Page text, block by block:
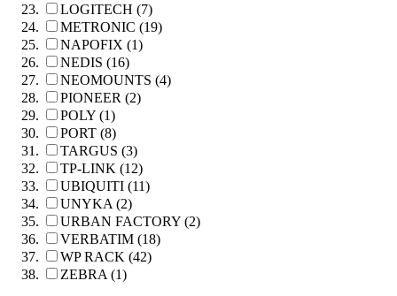
LOGITECH (7)
METRONIC (19)
NAPOFIX (1)
NEDIS (16)
NEOMOUNTS (4)
PIONEER (2)
POLY (1)
PORT (8)
TARGUS (3)
TP-LINK (12)
UBIQUITI (11)
UNYKA (2)
URBAN FACTORY (2)
VERBATIM (18)
WP RACK (42)
ZEBRA (1)